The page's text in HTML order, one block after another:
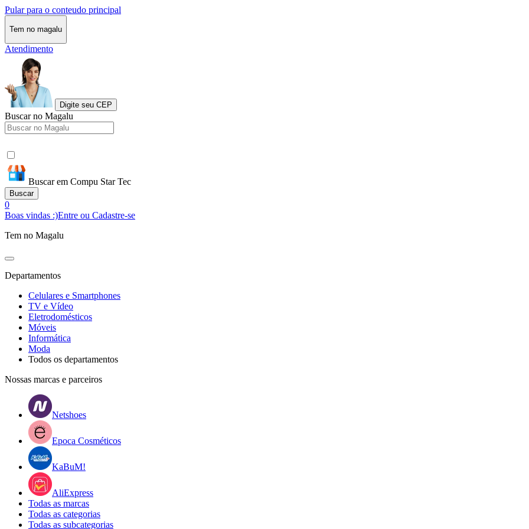
Pular para o conteudo principal
Tem no magalu
Atendimento
Digite seu CEP
Buscar no Magalu
Buscar em Compu Star Tec
Buscar
0
Boas vindas :)Entre ou Cadastre-se
Tem no Magalu
Departamentos
Celulares e Smartphones
TV e Vídeo
Eletrodomésticos
Móveis
Informática
Moda
Todos os departamentos
Nossas marcas e parceiros
Netshoes
Epoca Cosméticos
KaBuM!
AliExpress
Todas as marcas
Todas as categorias
Todas as subcategorias